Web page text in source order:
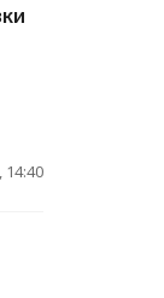
14:40